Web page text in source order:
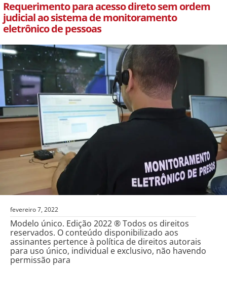
Requerimento para acesso direto sem ordem
judicial ao sistema de monitoramento
eletrônico de pessoas
fevereiro 7, 2022
Modelo único. Edição 2022 ® Todos os direitos
reservados. O conteúdo disponibilizado aos
assinantes pertence à política de direitos autorais
para uso único, individual e exclusivo, não havendo
permissão para